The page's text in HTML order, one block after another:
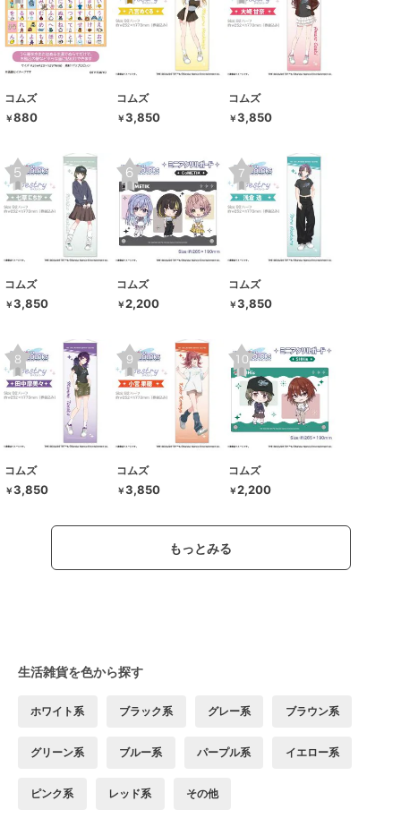
コムズ
￥880
コムズ
￥3,850
コムズ
￥3,850
コムズ
￥3,850
コムズ
￥2,200
コムズ
￥3,850
コムズ
￥3,850
コムズ
￥3,850
コムズ
￥2,200
もっとみる
生活雑貨を色から探す
ホワイト系 ブラック系 グレー系 ブラウン系
グリーン系 ブルー系 パープル系 イエロー系
ピンク系 レッド系 その他